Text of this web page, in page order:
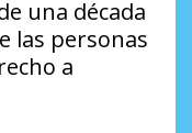
una década
las personas
a